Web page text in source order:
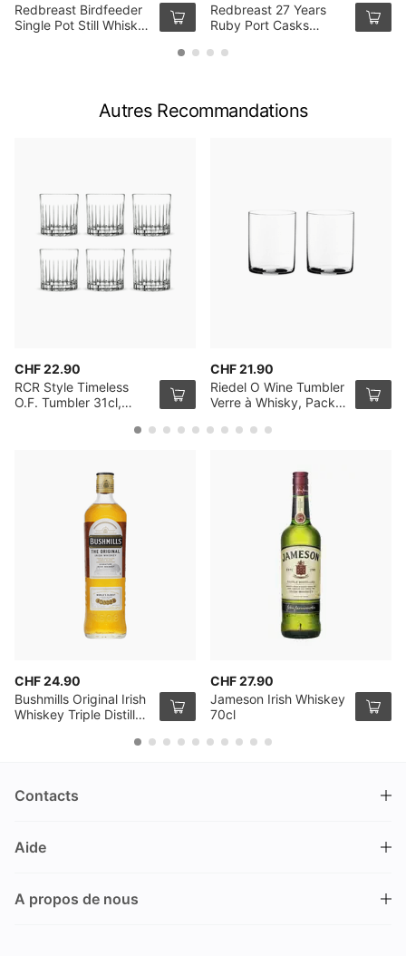
Redbreast Birdfeeder
Single Pot Still Whisky
Redbreast 27 Years
Ruby Port Casks
Batch 2 70cl
Autres Recommandations
CHF 22.90
RCR Style Timeless
O.F. Tumbler 31cl,
CHF 21.90
Riedel O Wine Tumbler
Verre à Whisky, Pack
CHF 24.90
Bushmills Original Irish
Whiskey Triple Distilled
CHF 27.90
Jameson Irish Whiskey
70cl
Contacts
Nüschelerstrasse 35
Suisse
Aide
Processus de commande
A propos de nous